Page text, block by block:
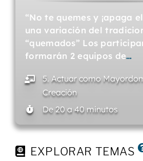
“No te quemes y ¡apaga
una variación del
“quemados” Los
formarán 2 equipos de…
5. Actuar como
Creación
De 20 a 40 minutos
EXPLORAR TEMAS